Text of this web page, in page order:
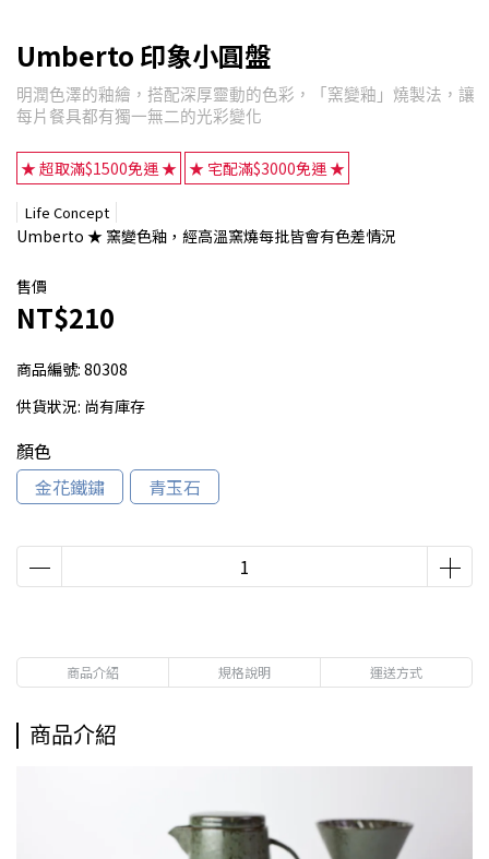
Umberto 印象小圓盤
明潤色澤的釉繪，搭配深厚靈動的色彩，「窯變釉」燒製法，讓
每片餐具都有獨一無二的光彩變化
★ 超取滿$1500免運 ★ ★ 宅配滿$3000免運 ★
Life Concept
Umberto ★ 窯變色釉，經高溫窯燒每批皆會有色差情況
售價
NT$210
商品編號: 80308
供貨狀況: 尚有庫存
顏色
金花鐵鏽
青玉石
商品介紹 規格說明 運送方式
商品介紹